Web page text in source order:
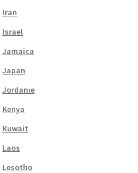
Iran
Israel
Jamaica
Japan
Jordanie
Kenya
Kuwait
Laos
Lesotho